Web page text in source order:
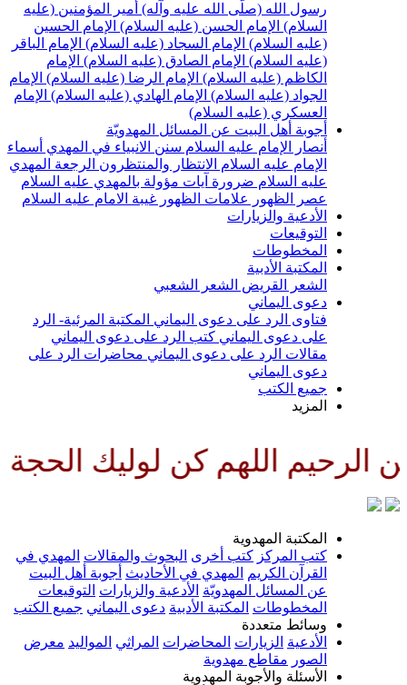
الله (صلّى الله عليه وآله) أمير المؤمنين (عليه
الإمام الحسن (عليه السلام) الإمام الحسين
الإمام السجاد (عليه السلام) الإمام الباقر
الإمام الصادق (عليه السلام) الإمام
(عليه السلام) الإمام الرضا (عليه السلام) الإمام
(عليه السلام) الإمام الهادي (عليه السلام) الإمام
(عليه السلام)
أهل البيت عن المسائل المهدويّة
الإمام عليه السلامسنن الانبياء في المهديأسماء
عليه السلامالانتظار والمنتظرونالرجعةالمهدي
السلام ضرورة آيات مؤولة بالمهدي عليه السلام
علامات الظهورغيبة الامام عليه السلام
والزيارات
الأدبية
الشعر الشعبي
اليماني
الرد على دعوى اليماني المكتبة المرئية- الرد
دعوى اليماني كتب الرد على دعوى اليماني
الرد على دعوى اليماني محاضرات الرد على
كن لوليك الحجة بن
المهدوية
كتب أخرى البحوث والمقالات المهدي في
المهدي في الأحاديث أجوبة أهل البيت
المسائل المهدويّة الأدعية والزيارات التوقيعات
المكتبة الأدبية دعوى اليماني جميع الكتب
متعددة
الزيارات المحاضرات المراثي المواليد معرض
مقاطع مهدوية
والأجوبة المهدوية